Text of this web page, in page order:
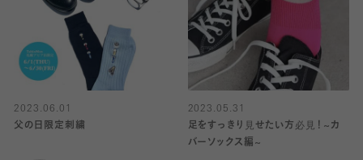
2023.06.01
父の日限定刺繍
2023.05.31
足をすっきり見せたい方必見！~カ
バーソックス編~